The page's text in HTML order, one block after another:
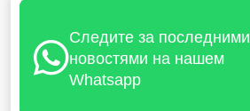
Следите за последними
новостями на нашем
Whatsapp